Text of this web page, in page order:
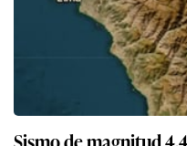
Sismo de magnitud